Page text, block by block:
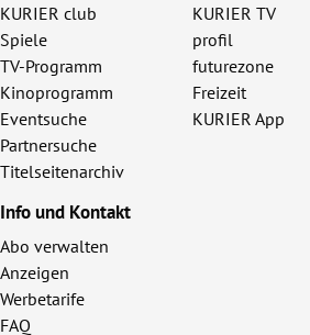
KURIER club
Spiele
TV-Programm
Kinoprogramm
Eventsuche
Partnersuche
Titelseitenarchiv
KURIER TV
profil
futurezone
Freizeit
KURIER App
Info und Kontakt
Abo verwalten
Anzeigen
Werbetarife
FAQ